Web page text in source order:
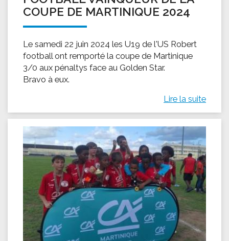
COUPE DE MARTINIQUE 2024
Le samedi 22 juin 2024 les U19 de l'US Robert
football ont remporté la coupe de Martinique
3/0 aux pénaltys face au Golden Star.
Bravo à eux.
Lire la suite